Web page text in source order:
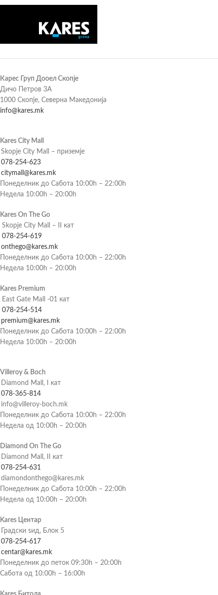
Карес Груп Дооел Скопје
Дичо Петров 3А
1000 Скопје, Северна Македонија
info@kares.mk
Kares City Mall
Skopje City Mall – приземје
078-254-623
citymall@kares.mk
Понеделник до Сабота 10:00h – 22:00h
Недела 10:00h – 20:00h
Kares On The Go
Skopje City Mall – II кат
078-254-619
onthego@kares.mk
Понеделник до Сабота 10:00h – 22:00h
Недела 10:00h – 20:00h
Kares Premium
East Gate Mall -01 кат
078-254-514
premium@kares.mk
Понеделник до Сабота 10:00h – 22:00h
Недела 10:00h – 20:00h
Villeroy & Boch
Diamond Mall, I кат
078-365-814
info@villeroy-boch.mk
Понеделник до Сабота 10:00h – 22:00h
Недела од 10:00h – 20:00h
Diamond On The Go
Diamond Mall, II кат
078-254-631
diamondonthego@kares.mk
Понеделник до Сабота 10:00h – 22:00h
Недела од 10:00h – 20:00h
Kares Центар
Градски ѕид, Блок 5
078-254-617
centar@kares.mk
Понеделник до петок 09:30h – 20:00h
Сабота од 10:00h – 16:00h